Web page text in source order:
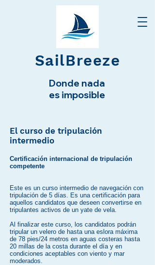
SailBreeze
Donde nada
es imposible
El curso de tripulación
intermedio
Certificación internacional de tripulación
competente
Este es un curso intermedio de navegación con
tripulación de 5 días. Es una certificación para
aquellos candidatos que deseen convertirse en
tripulantes activos de un yate de vela.
Al finalizar este curso, los candidatos podrán
tripular un velero de hasta una eslora máxima
de 78 pies/24 metros en aguas costeras hasta
20 millas de la costa durante el día y en
condiciones aceptables con viento y mar
moderados.